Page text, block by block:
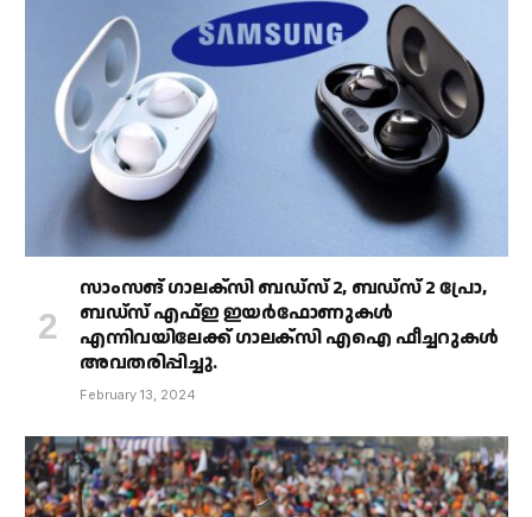
സാംസങ് ഗാലക്‌സി ബഡ്‌സ് 2, ബഡ്‌സ് 2 പ്രോ,
ബഡ്‌സ് എഫ്ഇ ഇയർഫോണുകൾ
എന്നിവയിലേക്ക് ഗാലക്‌സി എഐ ഫീച്ചറുകൾ
അവതരിപ്പിച്ചു.
February 13, 2024